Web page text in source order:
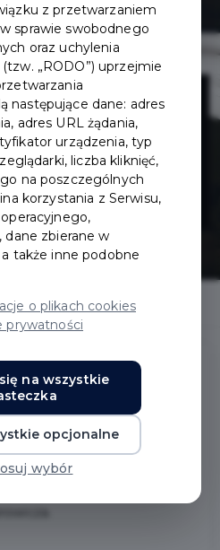
wyświetlacz prędkości
prędkości
z przetwarzaniem
sprawie swobodnego
oraz uchylenia
„RODO”) uprzejmie
następujące dane: adres
adres URL żądania,
urządzenia, typ
liczba kliknięć,
na poszczególnych
korzystania z Serwisu,
dane zbierane w
także inne podobne
o plikach cookies
prywatności
na wszystkie
opcjonalne
wybór